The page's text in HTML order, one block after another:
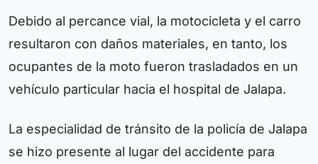
Debido al percance vial, la motocicleta y el carro
resultaron con daños materiales, en tanto, los
ocupantes de la moto fueron trasladados en un
vehículo particular hacia el hospital de Jalapa.
La especialidad de tránsito de la policía de Jalapa
se hizo presente al lugar del accidente para